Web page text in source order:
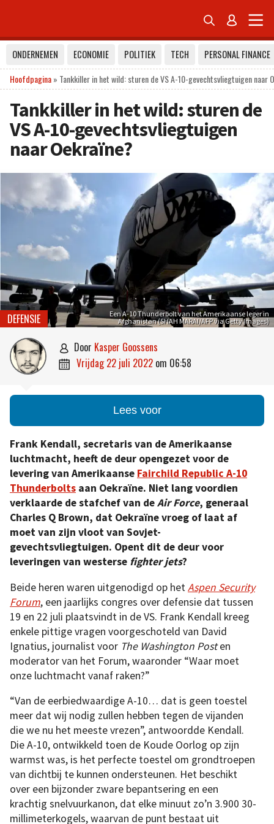
 
ONDERNEMEN ECONOMIE POLITIEK TECH
PERSONAL FINANCE
Hoofdpagina» Tankkiller in het wild: sturen de VS A-10-gevechtsvliegtuigen naar
Tankkiller in het wild: sturen de
VS A-10-gevechtsvliegtuigen
naar Oekraïne?
Een A-10 Thunderbolt van het Amerikaanse leger in
Afghanistan (SHAH MARAI/AFP via Getty Images)
DEFENSIE
 door Kasper Goossens
 vrijdag 22 juli 2022 om 06:58
Lees voor
Frank Kendall, secretaris van de Amerikaanse
luchtmacht, heeft de deur opengezet voor de
levering van Amerikaanse Fairchild Republic A-10
Thunderbolts aan Oekraïne. Niet lang voordien
verklaarde de stafchef van deAir Force, generaal
Charles Q Brown, dat Oekraïne vroeg of laat af
moet van zijn vloot van Sovjet-
gevechtsvliegtuigen. Opent dit de deur voor
leveringen van westerse fighter jets?
Beide heren waren uitgenodigd op hetAspen Security
Forum, een jaarlijks congres over defensie dat tussen
19 en 22 juli plaatsvindt in de VS. Frank Kendall kreeg
enkele pittige vragen voorgeschoteld van David
Ignatius, journalist voor The Washington Posten
moderator van het Forum, waaronder “Waar moet
onze luchtmacht vanaf raken?”
“Van de eerbiedwaardige A-10… dat is geen toestel
meer dat wij nodig zullen hebben tegen de vijanden
die we nu het meeste vrezen”, antwoordde Kendall.
Die A-10, ontwikkeld toen de Koude Oorlog op zijn
warmst was, is het perfecte toestel om grondtroepen
van dichtbij te kunnen ondersteunen. Het beschikt
over een bijzonder zware bepantsering en een
krachtig snelvuurkanon, dat elke minuut zo’n 3.900 30-
millimeterkogels, waarvan de punt bestaat uit